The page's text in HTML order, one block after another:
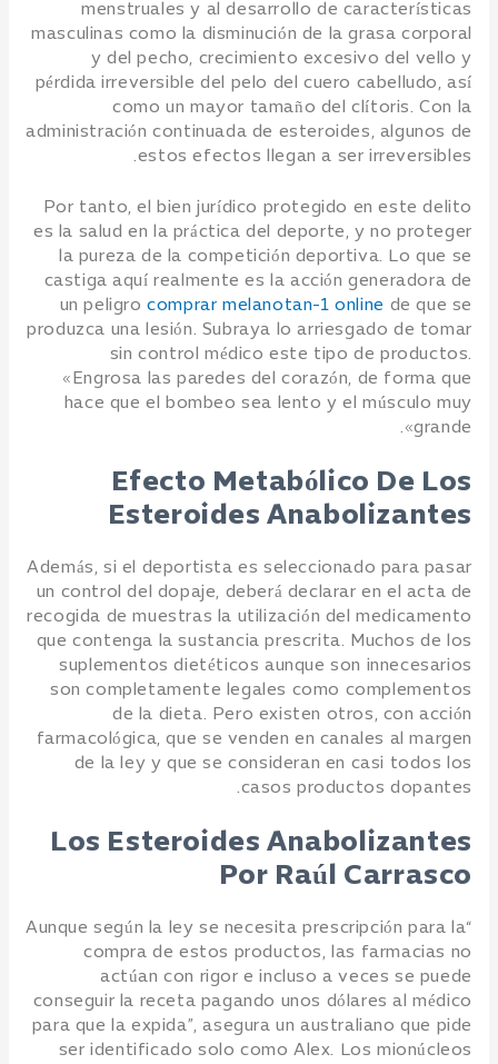
menstruales y al desarrollo de características
masculinas como la disminución de la grasa corporal
y del pecho, crecimiento excesivo del vello y
pérdida irreversible del pelo del cuero cabelludo, así
como un mayor tamaño del clítoris. Con la
administración continuada de esteroides, algunos de
estos efectos llegan a ser irreversibles.
Por tanto, el bien jurídico protegido en este delito
es la salud en la práctica del deporte, y no proteger
la pureza de la competición deportiva. Lo que se
castiga aquí realmente es la acción generadora de
un peligrocomprar melanotan-1 online de que se
produzca una lesión. Subraya lo arriesgado de tomar
sin control médico este tipo de productos.
«Engrosa las paredes del corazón, de forma que
hace que el bombeo sea lento y el músculo muy
grande».
Efecto Metabólico De Los
Esteroides Anabolizantes
Además, si el deportista es seleccionado para pasar
un control del dopaje, deberá declarar en el acta de
recogida de muestras la utilización del medicamento
que contenga la sustancia prescrita. Muchos de los
suplementos dietéticos aunque son innecesarios
son completamente legales como complementos
de la dieta. Pero existen otros, con acción
farmacológica, que se venden en canales al margen
de la ley y que se consideran en casi todos los
casos productos dopantes.
Los Esteroides Anabolizantes
Por Raúl Carrasco
“Aunque según la ley se necesita prescripción para la
compra de estos productos, las farmacias no
actúan con rigor e incluso a veces se puede
conseguir la receta pagando unos dólares al médico
para que la expida”, asegura un australiano que pide
ser identificado solo como Alex. Los mionúcleos